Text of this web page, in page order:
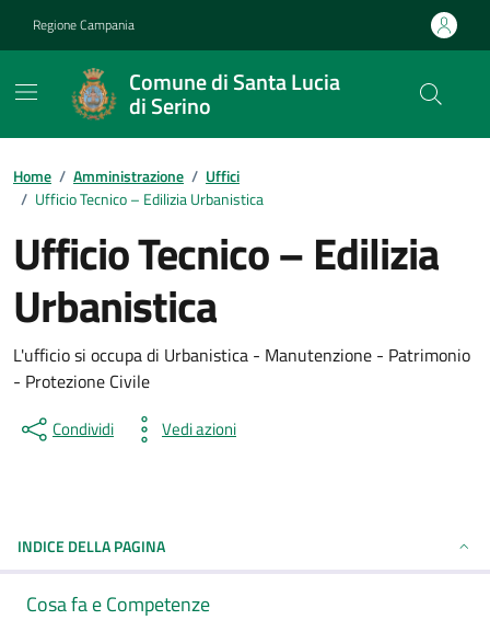
Regione Campania
Comune di Santa Lucia
di Serino
Home / Amministrazione / Uffici
/ Ufficio Tecnico – Edilizia Urbanistica
Ufficio Tecnico – Edilizia
Urbanistica
L'ufficio si occupa di Urbanistica - Manutenzione - Patrimonio
- Protezione Civile
Condividi Vedi azioni
INDICE DELLA PAGINA
Cosa fa e Competenze